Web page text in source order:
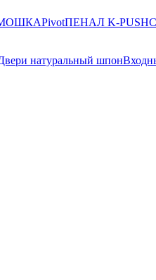
PivotПЕНАЛ K-PUSH
натуральный шпон